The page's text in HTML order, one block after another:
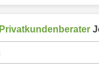
Privatkundenberater